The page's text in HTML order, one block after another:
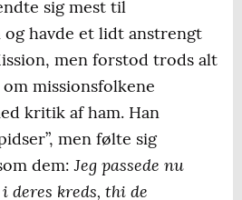
sig mest til
havde et lidt anstrengt
men forstod trods alt
om missionsfolkene
kritik af ham. Han
men følte sig
dem:Jeg passede nu
deres kreds, thi de